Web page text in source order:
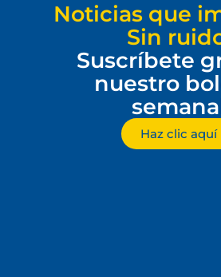
Noticias que
Sin
Suscríbete
nuestro
Haz clic aquí